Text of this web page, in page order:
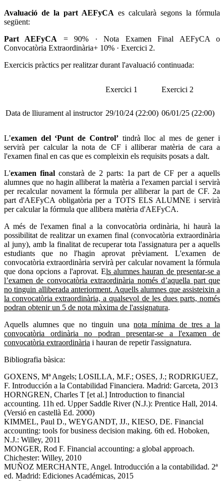
Avaluació de la part AEFyCA es calcularà segons la fórmula
següent:
Part AEFyCA = 90% · Nota Examen Final AEFyCA o
Convocatòria Extraordinària+ 10% · Exercici 2.
Exercicis pràctics per realitzar durant l'avaluació continuada:
Exercici 1 Exercici 2
Data de lliurament al instructor 29/10/24 (22:00) 06/01/25 (22:00)
L’examen del ‘Punt de Control’tindrà lloc al mes de gener i
servirà per calcular la nota de CF i alliberar matèria de cara a
l'examen final en cas que es compleixin els requisits posats a dalt.
L'examen final constarà de 2 parts: 1a part de CF per a aquells
alumnes que no hagin alliberat la matèria a l'examen parcial i servirà
per recalcular novament la fórmula per alliberar la part de CF. 2a
part d'AEFyCA obligatòria per a TOTS ELS ALUMNE i servirà
per calcular la fórmula que allibera matèria d'AEFyCA.
A més de l'examen final a la convocatòria ordinària, hi haurà la
possibilitat de realitzar un examen final (convocatòria extraordinària
al juny), amb la finalitat de recuperar tota l'assignatura per a aquells
estudiants que no l'hagin aprovat prèviament. L'examen de
convocatòria extraordinària servirà per calcular novament la fórmula
que dona opcions a l'aprovat. Els alumnes hauran de presentar-se a
l’examen de convocatòria extraordinària només d’aquella part que
no tinguin alliberada anteriorment. Aquells alumnes que assisteixin a
la convocatòria extraordinària, a qualsevol de les dues parts, només
podran obtenir un 5 de nota màxima de l'assignatura.
Aquells alumnes que no tinguin unanota mínima de tres a la
convocatòria ordinària no podran presentar-se a l'examen de
convocatòria extraordinària i hauran de repetir l'assignatura.
Bibliografia bàsica:
GOXENS, Mª Angels; LOSILLA, M.F.; OSES, J.; RODRIGUEZ,
F. Introducción a la Contabilidad Financiera. Madrid: Garceta, 2013
HORNGREN, Charles T [et al.] Introduction to financial
accounting. 11h ed. Upper Saddle River (N.J.): Prentice Hall, 2014.
(Versió en castellà Ed. 2000)
KIMMEL, Paul D., WEYGANDT, JJ., KIESO, DE. Financial
accounting: tools for business decision making. 6th ed. Hoboken,
N.J.: Willey, 2011
MONGER, Rod F. Financial accounting: a global approach.
Chichester: Willey, 2010
MUÑOZ MERCHANTE, Angel. Introducción a la contabilidad. 2ª
ed. Madrid: Ediciones Académicas, 2015